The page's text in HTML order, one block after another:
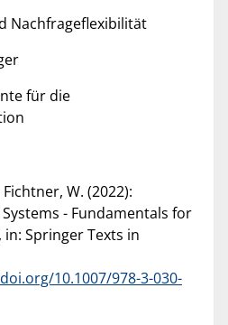
Nachfrageflexibilität
für die
W. (2022):
- Fundamentals for
Springer Texts in
10.1007/978-3-030-